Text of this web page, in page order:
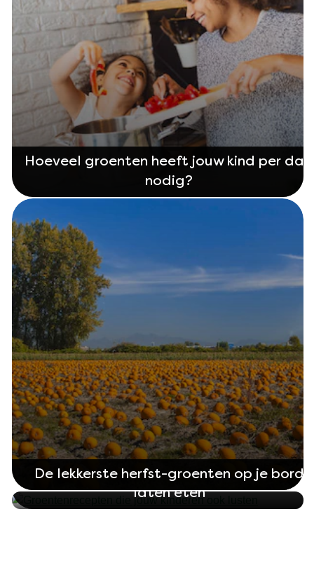
Hoeveel groenten heeft jouw kind per dag
nodig?
De lekkerste herfst-groenten op je bord
Tips om jouw kinderen meer groenten te
laten eten